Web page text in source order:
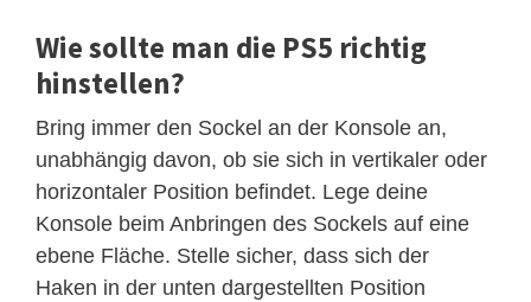
Wie sollte man die PS5 richtig
hinstellen?
Bring immer den Sockel an der Konsole an,
unabhängig davon, ob sie sich in vertikaler oder
horizontaler Position befindet. Lege deine
Konsole beim Anbringen des Sockels auf eine
ebene Fläche. Stelle sicher, dass sich der
Haken in der unten dargestellten Position